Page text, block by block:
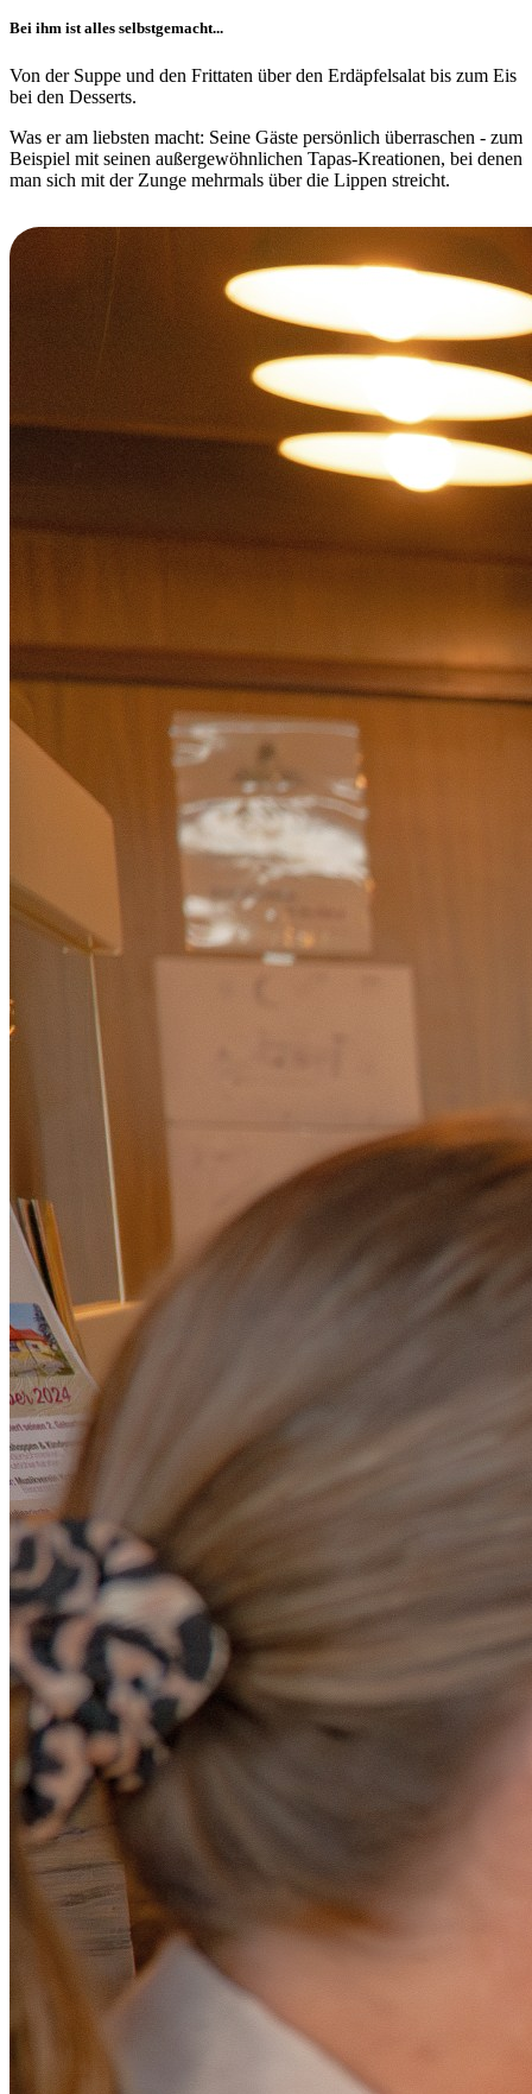
Bei ihm ist alles selbstgemacht...
Von der Suppe und den Frittaten über den Erdäpfelsalat bis zum Eis
bei den Desserts.
Was er am liebsten macht: Seine Gäste persönlich überraschen - zum
Beispiel mit seinen außergewöhnlichen Tapas-Kreationen, bei denen
man sich mit der Zunge mehrmals über die Lippen streicht.